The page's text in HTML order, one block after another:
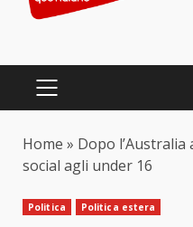
PRIMARY
Home » Dopo
social agli under 16
Politica Politica estera